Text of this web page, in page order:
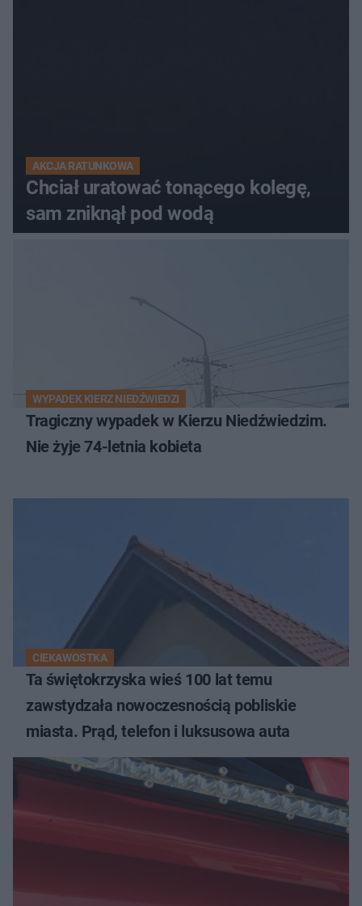
AKCJA RATUNKOWA
Chciał uratować tonącego kolegę,
sam zniknął pod wodą
WYPADEK KIERZ NIEDŹWIEDZI
Tragiczny wypadek w Kierzu Niedźwiedzim.
Nie żyje 74-letnia kobieta
CIEKAWOSTKA
Ta świętokrzyska wieś 100 lat temu
zawstydzała nowoczesnością pobliskie
miasta. Prąd, telefon i luksusowa auta